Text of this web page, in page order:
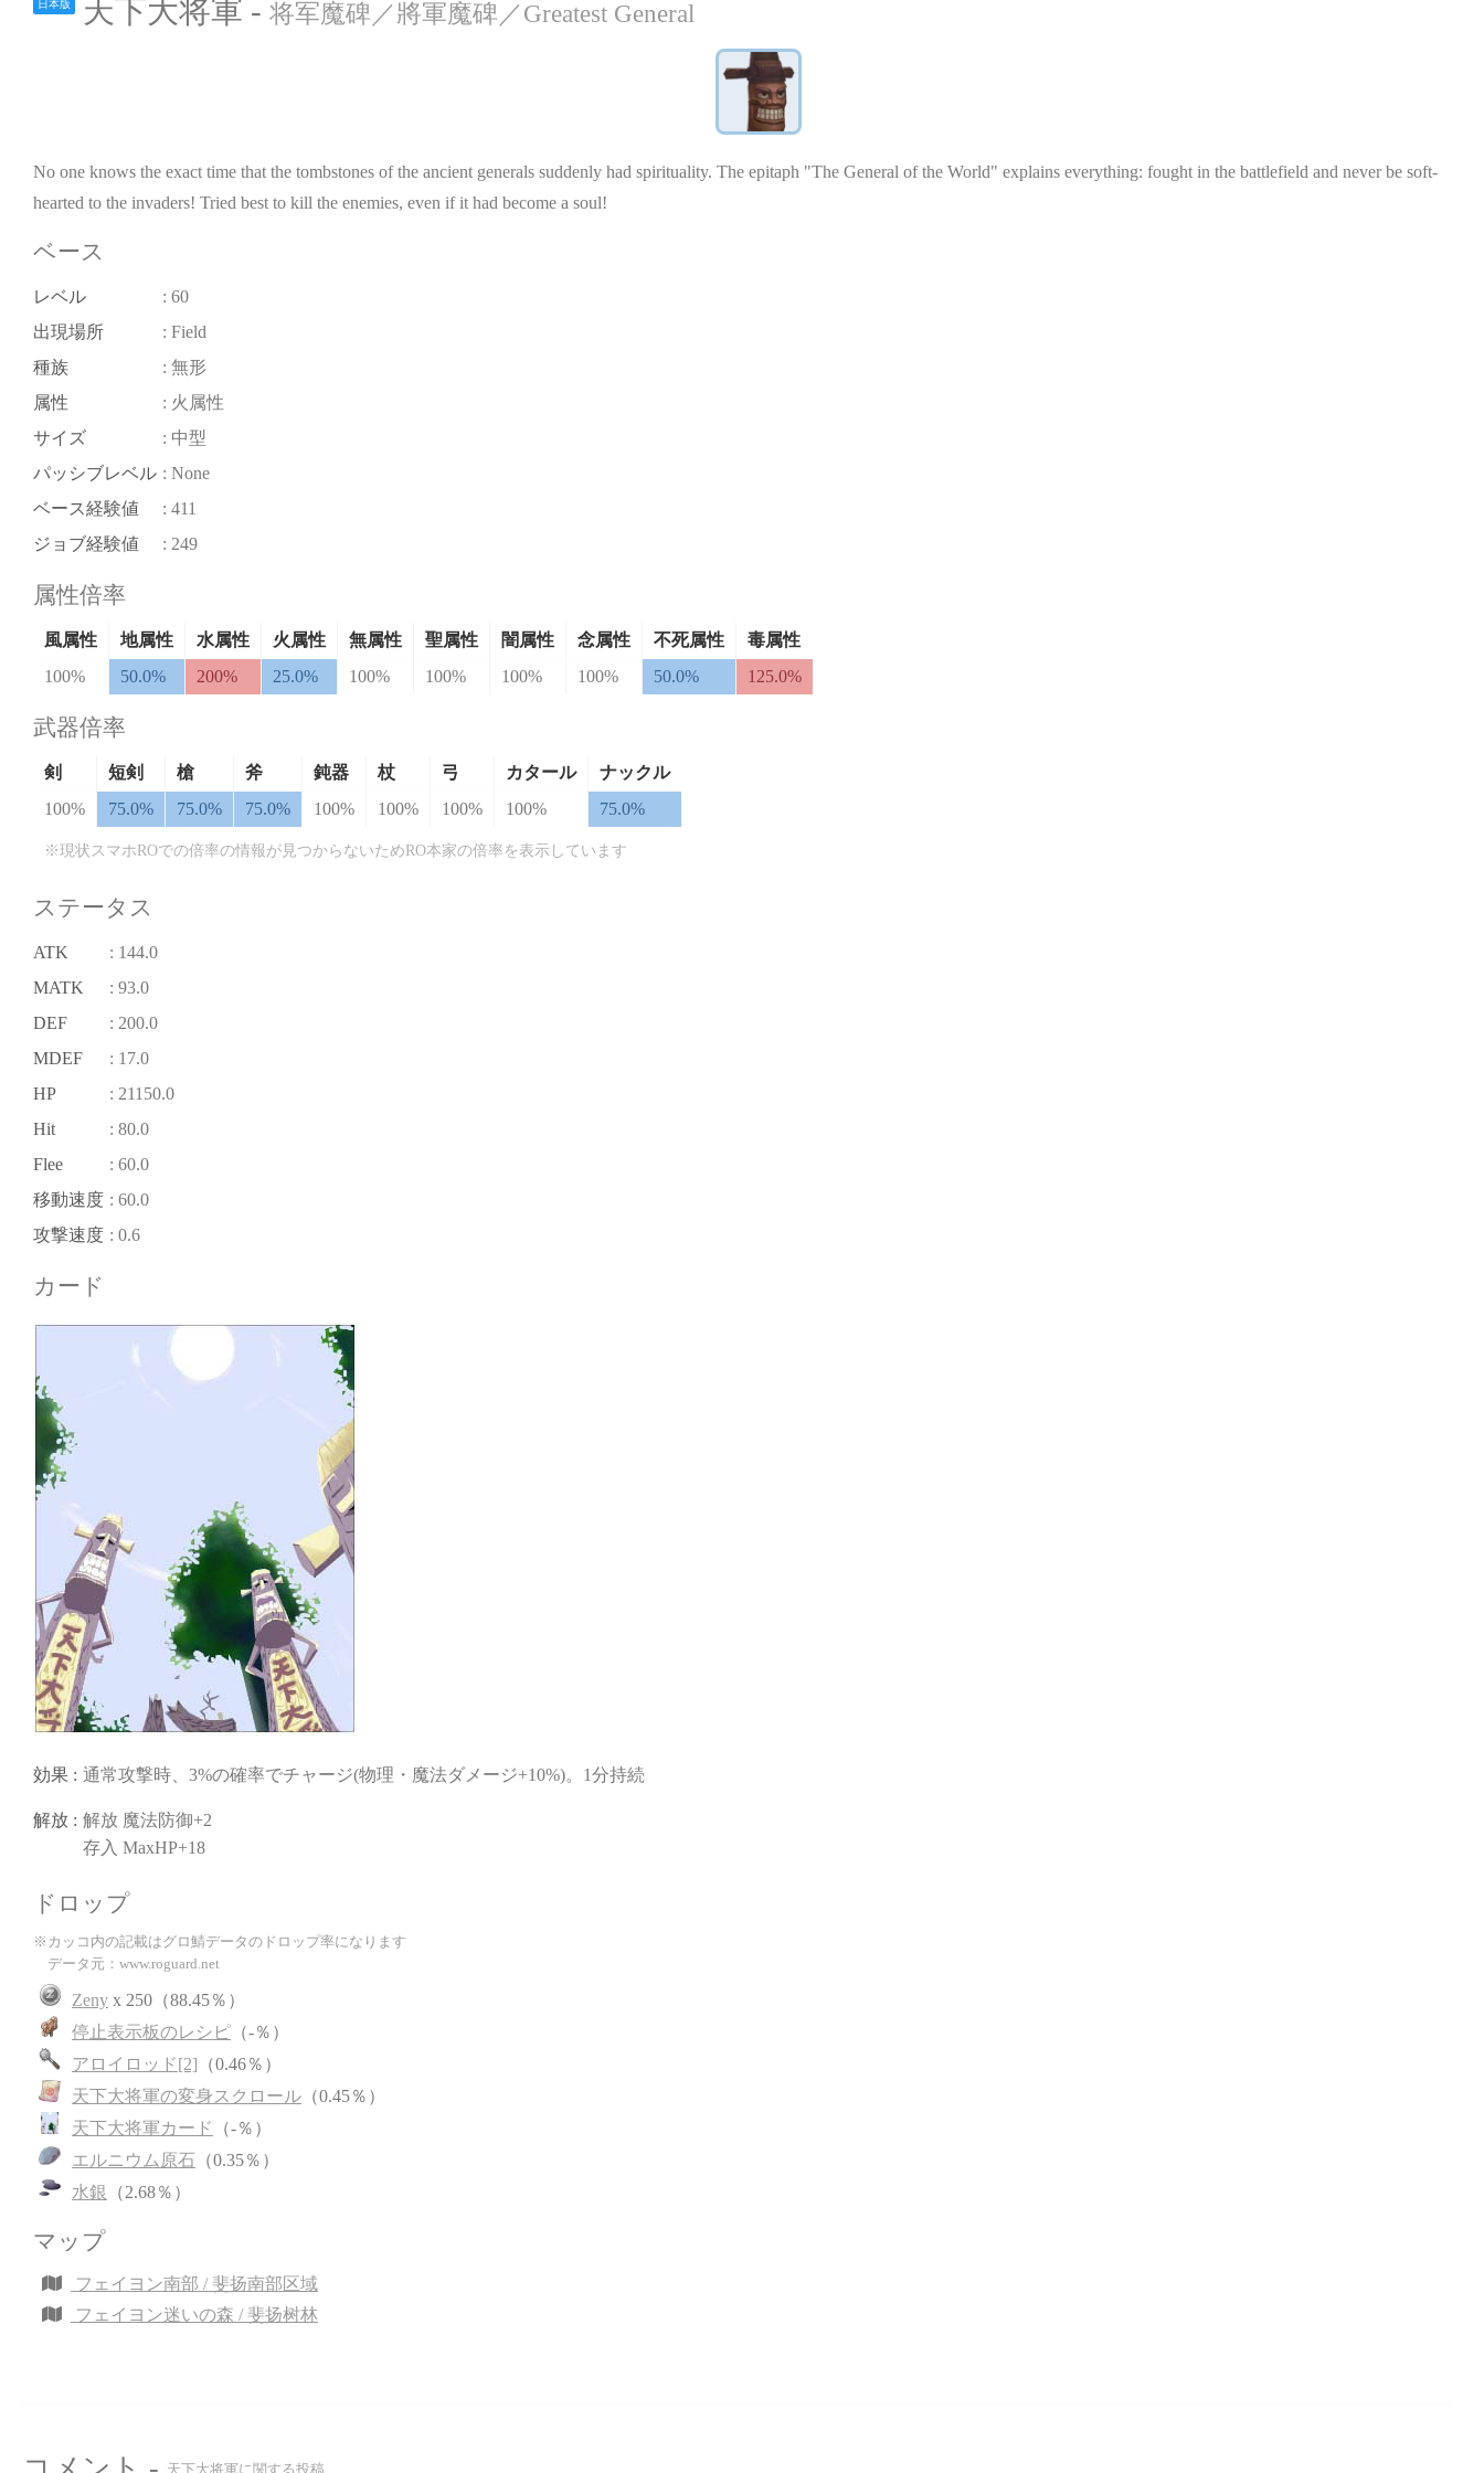
日本版 天下大将軍 - 将军魔碑／將軍魔碑／Greatest General
No one knows the exact time that the tombstones of the ancient generals suddenly had spirituality. The epitaph "The General of the World" explains everything: fought in the battlefield and never be soft-
hearted to the invaders! Tried best to kill the enemies, even if it had become a soul!
ベース
レベル
: 60
出現場所
: Field
種族
: 無形
属性
: 火属性
サイズ
: 中型
パッシブレベル : None
ベース経験値
: 411
ジョブ経験値
: 249
属性倍率
風属性 地属性 水属性 火属性 無属性 聖属性 闇属性 念属性 不死属性
毒属性
100%
50.0% 200% 25.0% 100% 100% 100% 100% 50.0% 125.0%
武器倍率
剣 短剣 槍 斧 鈍器 杖 弓 カタール
ナックル
100%
75.0% 75.0% 75.0% 100% 100% 100% 100% 75.0%
※現状スマホROでの倍率の情報が見つからないためRO本家の倍率を表示しています
ステータス
ATK
: 144.0
MATK
: 93.0
DEF
: 200.0
MDEF
: 17.0
HP
: 21150.0
Hit
: 80.0
Flee
: 60.0
移動速度 : 60.0
攻撃速度 : 0.6
カード
効果 : 通常攻撃時、3%の確率でチャージ(物理・魔法ダメージ+10%)。1分持続
解放 : 解放 魔法防御+2
存入 MaxHP+18
ドロップ
※カッコ内の記載はグロ鯖データのドロップ率になります
データ元：www.roguard.net
Zeny x 250（88.45％）
停止表示板のレシピ （-％）
アロイロッド[2] （0.46％）
天下大将軍の変身スクロール （0.45％）
天下大将軍カード
（-％）
エルニウム原石 （0.35％）
水銀
（2.68％）
マップ
フェイヨン南部 / 斐扬南部区域
フェイヨン迷いの森 / 斐扬树林
天下大将軍に関する投稿